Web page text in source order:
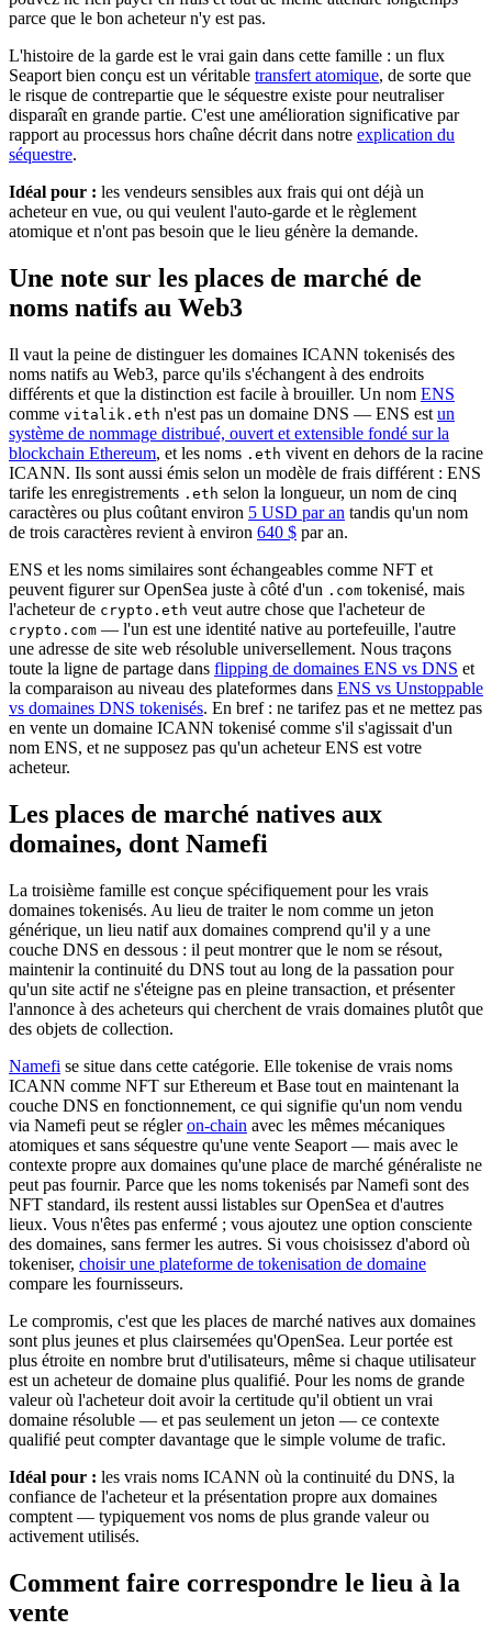
parce que le bon acheteur n'y est pas.
L'histoire de la garde est le vrai gain dans cette famille : un flux
Seaport bien conçu est un véritable transfert atomique, de sorte que
le risque de contrepartie que le séquestre existe pour neutraliser
disparaît en grande partie. C'est une amélioration significative par
rapport au processus hors chaîne décrit dans notre explication du
séquestre.
Idéal pour : les vendeurs sensibles aux frais qui ont déjà un
acheteur en vue, ou qui veulent l'auto-garde et le règlement
atomique et n'ont pas besoin que le lieu génère la demande.
Une note sur les places de marché de
noms natifs au Web3
Il vaut la peine de distinguer les domaines ICANN tokenisés des
noms natifs au Web3, parce qu'ils s'échangent à des endroits
différents et que la distinction est facile à brouiller. Un nom ENS
comme vitalik.eth n'est pas un domaine DNS — ENS est un
système de nommage distribué, ouvert et extensible fondé sur la
blockchain Ethereum, et les noms .eth vivent en dehors de la racine
ICANN. Ils sont aussi émis selon un modèle de frais différent : ENS
tarife les enregistrements .eth selon la longueur, un nom de cinq
caractères ou plus coûtant environ 5 USD par an tandis qu'un nom
de trois caractères revient à environ 640 $ par an.
ENS et les noms similaires sont échangeables comme NFT et
peuvent figurer sur OpenSea juste à côté d'un .com tokenisé, mais
l'acheteur de crypto.eth veut autre chose que l'acheteur de
crypto.com — l'un est une identité native au portefeuille, l'autre
une adresse de site web résoluble universellement. Nous traçons
toute la ligne de partage dans flipping de domaines ENS vs DNS et
la comparaison au niveau des plateformes dans ENS vs Unstoppable
vs domaines DNS tokenisés. En bref : ne tarifez pas et ne mettez pas
en vente un domaine ICANN tokenisé comme s'il s'agissait d'un
nom ENS, et ne supposez pas qu'un acheteur ENS est votre
acheteur.
Les places de marché natives aux
domaines, dont Namefi
La troisième famille est conçue spécifiquement pour les vrais
domaines tokenisés. Au lieu de traiter le nom comme un jeton
générique, un lieu natif aux domaines comprend qu'il y a une
couche DNS en dessous : il peut montrer que le nom se résout,
maintenir la continuité du DNS tout au long de la passation pour
qu'un site actif ne s'éteigne pas en pleine transaction, et présenter
l'annonce à des acheteurs qui cherchent de vrais domaines plutôt que
des objets de collection.
Namefi se situe dans cette catégorie. Elle tokenise de vrais noms
ICANN comme NFT sur Ethereum et Base tout en maintenant la
couche DNS en fonctionnement, ce qui signifie qu'un nom vendu
via Namefi peut se régleron-chain avec les mêmes mécaniques
atomiques et sans séquestre qu'une vente Seaport — mais avec le
contexte propre aux domaines qu'une place de marché généraliste ne
peut pas fournir. Parce que les noms tokenisés par Namefi sont des
NFT standard, ils restent aussi listables sur OpenSea et d'autres
lieux. Vous n'êtes pas enfermé ; vous ajoutez une option consciente
des domaines, sans fermer les autres. Si vous choisissez d'abord où
tokeniser, choisir une plateforme de tokenisation de domaine
compare les fournisseurs.
Le compromis, c'est que les places de marché natives aux domaines
sont plus jeunes et plus clairsemées qu'OpenSea. Leur portée est
plus étroite en nombre brut d'utilisateurs, même si chaque utilisateur
est un acheteur de domaine plus qualifié. Pour les noms de grande
valeur où l'acheteur doit avoir la certitude qu'il obtient un vrai
domaine résoluble — et pas seulement un jeton — ce contexte
qualifié peut compter davantage que le simple volume de trafic.
Idéal pour : les vrais noms ICANN où la continuité du DNS, la
confiance de l'acheteur et la présentation propre aux domaines
comptent — typiquement vos noms de plus grande valeur ou
activement utilisés.
Comment faire correspondre le lieu à la
vente